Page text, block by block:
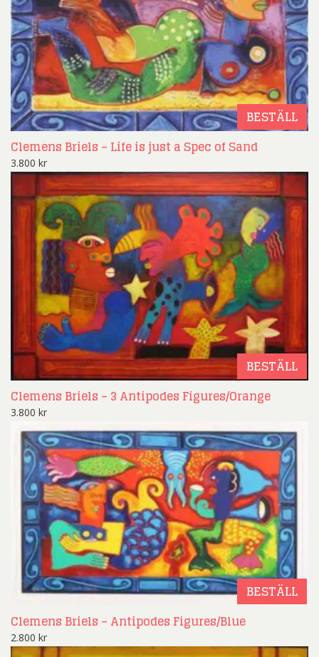
BESTÄLL
Clemens Briels – Life is just a Spec of Sand
3.800 kr
BESTÄLL
Clemens Briels – 3 Antipodes Figures/Orange
3.800 kr
BESTÄLL
Clemens Briels – Antipodes Figures/Blue
2.800 kr